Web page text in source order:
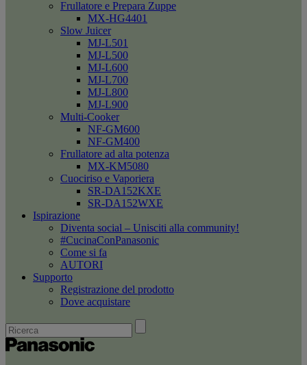
Frullatore e Prepara Zuppe
MX-HG4401
Slow Juicer
MJ-L501
MJ-L500
MJ-L600
MJ-L700
MJ-L800
MJ-L900
Multi-Cooker
NF-GM600
NF-GM400
Frullatore ad alta potenza
MX-KM5080
Cuociriso e Vaporiera
SR-DA152KXE
SR-DA152WXE
Ispirazione
Diventa social – Unisciti alla community!
#CucinaConPanasonic
Come si fa
AUTORI
Supporto
Registrazione del prodotto
Dove acquistare